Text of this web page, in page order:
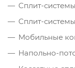
Сплит-системы
Сплит-
Мобильные
Напольно-